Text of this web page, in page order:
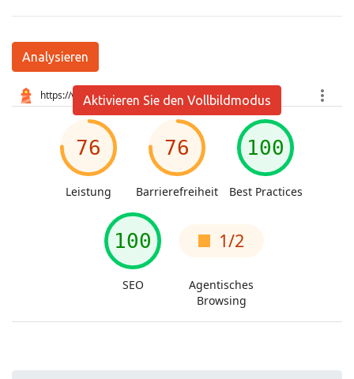
Analysieren
Aktivieren Sie den Vollbildmodus